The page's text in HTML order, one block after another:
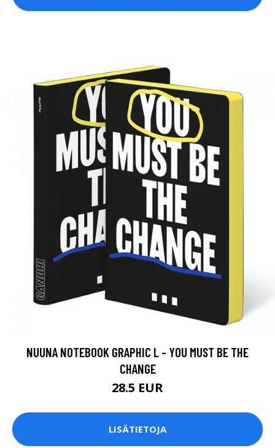
NUUNA NOTEBOOK GRAPHIC L - YOU MUST BE THE
CHANGE
28.5 EUR
LISÄTIETOJA